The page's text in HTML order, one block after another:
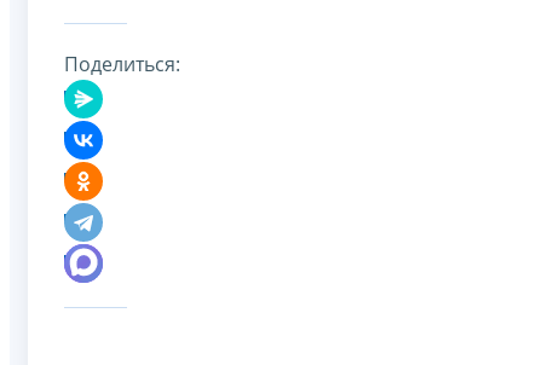
Поделиться: